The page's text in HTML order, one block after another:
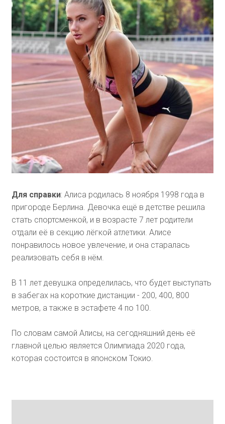
Для справки: Алиса родилась 8 ноября 1998 года в
пригороде Берлина. Девочка ещё в детстве решила
стать спортсменкой, и в возрасте 7 лет родители
отдали её в секцию лёгкой атлетики. Алисе
понравилось новое увлечение, и она старалась
реализовать себя в нём.
В 11 лет девушка определилась, что будет выступать
в забегах на короткие дистанции - 200, 400, 800
метров, а также в эстафете 4 по 100.
По словам самой Алисы, на сегодняшний день её
главной целью является Олимпиада 2020 года,
которая состоится в японском Токио.